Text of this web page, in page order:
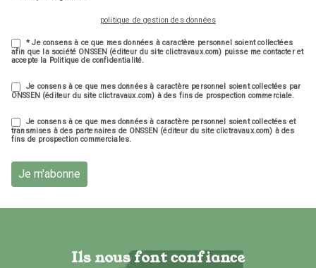
politique de gestion des données
* Je consens à ce que mes données à caractère personnel soient collectées
afin que la société ONSSEN (éditeur du site clictravaux.com) puisse me contacter et
accepte la Politique de confidentialité.
Je consens à ce que mes données à caractère personnel soient collectées par
ONSSEN (éditeur du site clictravaux.com) à des fins de prospection commerciale.
Je consens à ce que mes données à caractère personnel soient collectées et
transmises à des partenaires de ONSSEN (éditeur du site clictravaux.com) à des
fins de prospection commerciales.
Je m'abonne
Ils nous font confiance